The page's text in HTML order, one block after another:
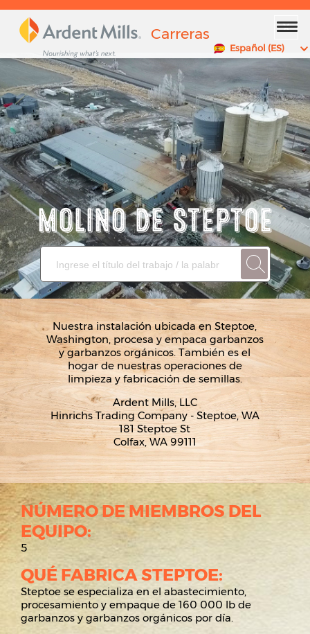
x
Carreras
Español (ES)
MOLINO DE STEPTOE
Nuestra instalación ubicada en Steptoe,
Washington, procesa y empaca garbanzos
y garbanzos orgánicos. También es el
hogar de nuestras operaciones de
limpieza y fabricación de semillas.
Ardent Mills, LLC
Hinrichs Trading Company - Steptoe, WA
181 Steptoe St
Colfax, WA 99111
NÚMERO DE MIEMBROS DEL
EQUIPO:
5
QUÉ FABRICA STEPTOE:
Steptoe se especializa en el abastecimiento,
procesamiento y empaque de 160 000 lb de
garbanzos y garbanzos orgánicos por día.